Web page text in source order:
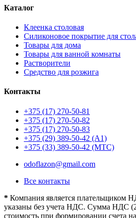
Каталог
Клеенка столовая
Силиконовое покрытие для
Товары для дома
Товары для ванной комнаты
Растворители
Средство для розжига
Контакты
+375 (17) 270-50-81
+375 (17) 270-50-82
+375 (17) 270-50-83
+375 (29) 389-50-42 (А1)
+375 (33) 389-50-42 (МТС)
odoflazon@gmail.com
Все контакты
* Компания является плательщиком
указаны без учета НДС. Сумма НДС
стоимость при формировании счета